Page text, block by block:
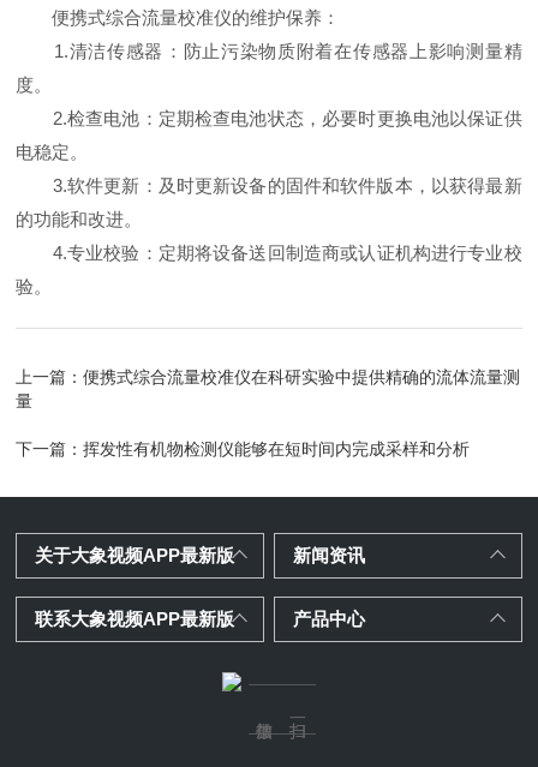
便携式综合流量校准仪的维护保养：
1.清洁传感器：防止污染物质附着在传感器上影响测量精
度。
2.检查电池：定期检查电池状态，必要时更换电池以保证供
电稳定。
3.软件更新：及时更新设备的固件和软件版本，以获得最新
的功能和改进。
4.专业校验：定期将设备送回制造商或认证机构进行专业校
验。
上一篇：便携式综合流量校准仪在科研实验中提供精确的流体流量测
量
下一篇：挥发性有机物检测仪能够在短时间内完成采样和分析
关于大象视频APP最新版 新闻资讯
联系大象视频APP最新版 产品中心